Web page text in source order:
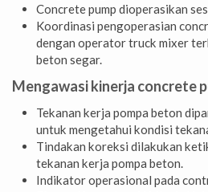
Concrete pump dioperasikan
Koordinasi pengoperasian
dengan operator truck mixer
beton segar.
Mengawasi kinerja concrete
Tekanan kerja pompa beton
untuk mengetahui kondisi
Tindakan koreksi dilakukan
tekanan kerja pompa beton.
Indikator operasional pada